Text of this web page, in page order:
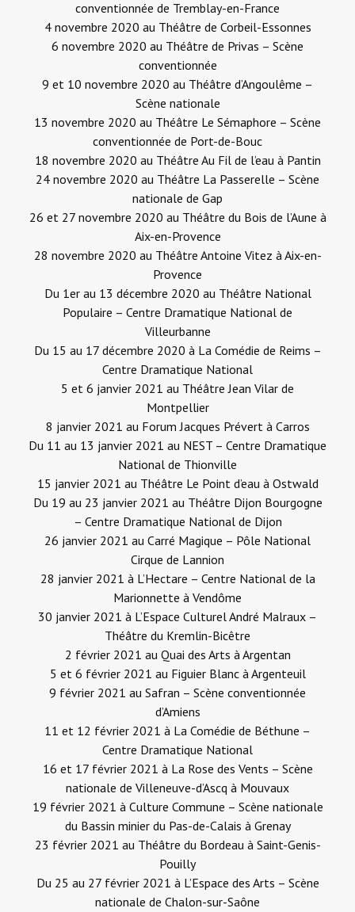
conventionnée de Tremblay-en-France
4 novembre 2020 au Théâtre de Corbeil-Essonnes
6 novembre 2020 au Théâtre de Privas – Scène
conventionnée
9 et 10 novembre 2020 au Théâtre d’Angoulême –
Scène nationale
13 novembre 2020 au Théâtre Le Sémaphore – Scène
conventionnée de Port-de-Bouc
18 novembre 2020 au Théâtre Au Fil de l’eau à Pantin
24 novembre 2020 au Théâtre La Passerelle – Scène
nationale de Gap
26 et 27 novembre 2020 au Théâtre du Bois de l’Aune à
Aix-en-Provence
28 novembre 2020 au Théâtre Antoine Vitez à Aix-en-
Provence
Du 1er au 13 décembre 2020 au Théâtre National
Populaire – Centre Dramatique National de
Villeurbanne
Du 15 au 17 décembre 2020 à La Comédie de Reims –
Centre Dramatique National
5 et 6 janvier 2021 au Théâtre Jean Vilar de
Montpellier
8 janvier 2021 au Forum Jacques Prévert à Carros
Du 11 au 13 janvier 2021 au NEST – Centre Dramatique
National de Thionville
15 janvier 2021 au Théâtre Le Point d’eau à Ostwald
Du 19 au 23 janvier 2021 au Théâtre Dijon Bourgogne
– Centre Dramatique National de Dijon
26 janvier 2021 au Carré Magique – Pôle National
Cirque de Lannion
28 janvier 2021 à L’Hectare – Centre National de la
Marionnette à Vendôme
30 janvier 2021 à L’Espace Culturel André Malraux –
Théâtre du Kremlin-Bicêtre
2 février 2021 au Quai des Arts à Argentan
5 et 6 février 2021 au Figuier Blanc à Argenteuil
9 février 2021 au Safran – Scène conventionnée
d’Amiens
11 et 12 février 2021 à La Comédie de Béthune –
Centre Dramatique National
16 et 17 février 2021 à La Rose des Vents – Scène
nationale de Villeneuve-d’Ascq à Mouvaux
19 février 2021 à Culture Commune – Scène nationale
du Bassin minier du Pas-de-Calais à Grenay
23 février 2021 au Théâtre du Bordeau à Saint-Genis-
Pouilly
Du 25 au 27 février 2021 à L’Espace des Arts – Scène
nationale de Chalon-sur-Saône